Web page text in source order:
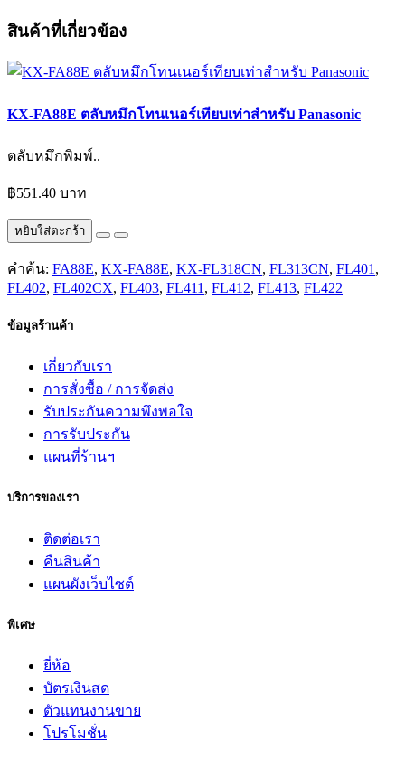
สินค้าที่เกี่ยวข้อง
KX-FA88E ตลับหมึกโทนเนอร์เทียบเท่าสำหรับ Panasonic
ตลับหมึกพิมพ์..
฿551.40 บาท
หยิบใส่ตะกร้า
คำค้น: FA88E, KX-FA88E, KX-FL318CN, FL313CN, FL401 ,
FL402, FL402CX, FL403, FL411 , FL412, FL413, FL422
ข้อมูลร้านค้า
เกี่ยวกับเรา
การสั่งซื้อ / การจัดส่ง
รับประกันความพึงพอใจ
การรับประกัน
แผนที่ร้านฯ
บริการของเรา
ติดต่อเรา
คืนสินค้า
แผนผังเว็บไซต์
พิเศษ
ยี่ห้อ
บัตรเงินสด
ตัวแทนงานขาย
โปรโมชั่น